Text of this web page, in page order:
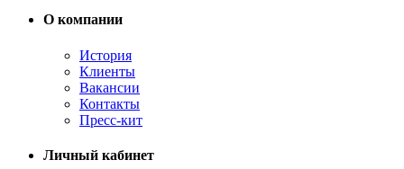
О компании
История
Клиенты
Вакансии
Контакты
Пресс-кит
Личный кабинет